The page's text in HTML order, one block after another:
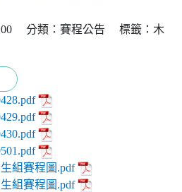
分類：賽程公告 標籤：木
組賽程圖.pdf
組賽程圖.pdf